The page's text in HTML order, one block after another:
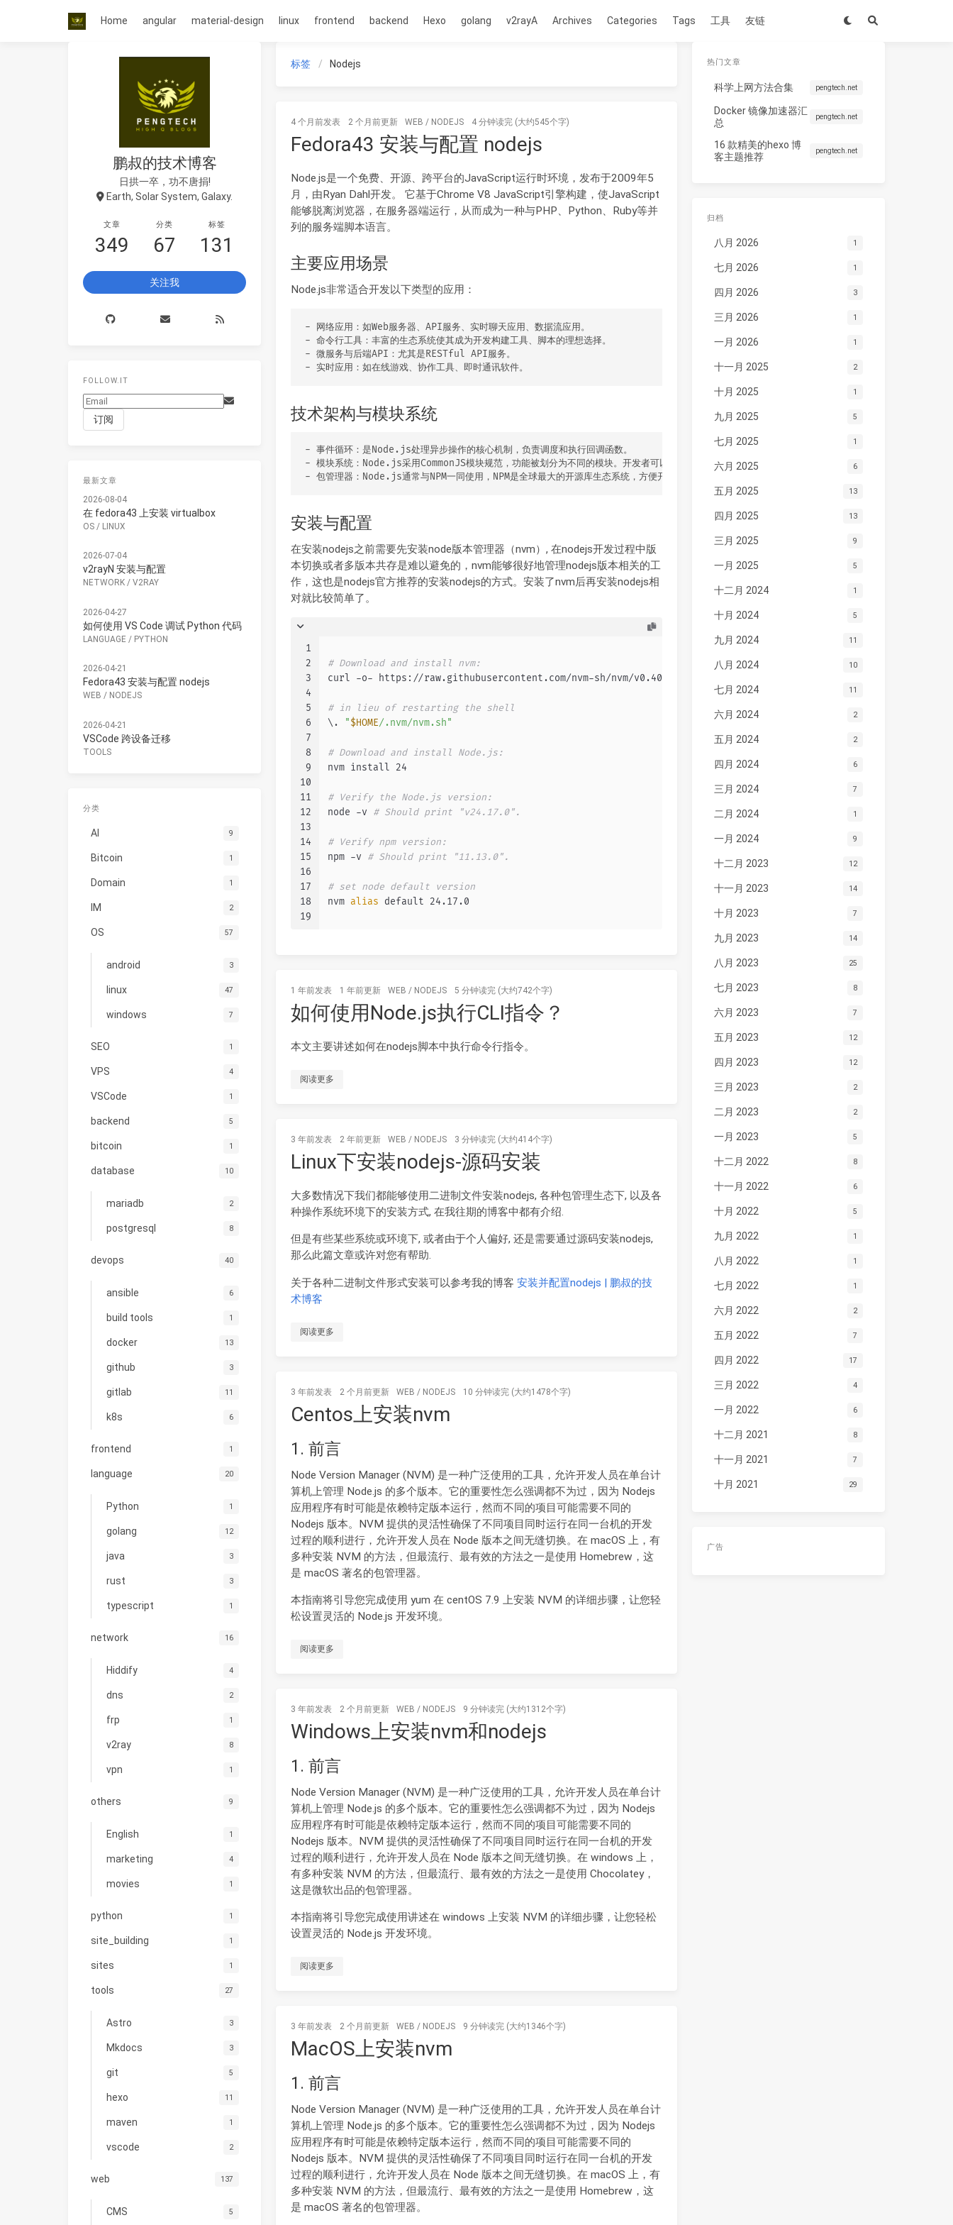
Home angular material-design linux frontend backend Hexo golang v2rayA Archives Categories Tags 工具 友链
标签 Nodejs
4 个月前发表 2 个月前更新 WEB / NODEJS 4 分钟读完 (大约545个字)
Fedora43 安装与配置 nodejs
Node.js是一个免费、开源、跨平台的JavaScript运行时环境，发布于2009年5
月，由Ryan Dahl开发。‌ 它基于Chrome V8 JavaScript引擎构建，使JavaScript
能够脱离浏览器，在服务器端运行，从而成为一种与PHP、Python、Ruby等并
列的服务端脚本语言。‌
主要应用场景
Node.js非常适合开发以下类型的应用：
‌- 网络应用‌：如Web服务器、API服务、实时聊天应用、数据流应用。‌
‌- 命令行工具‌：丰富的生态系统使其成为开发构建工具、脚本的理想选择。‌
‌- 微服务与后端API‌：尤其是RESTful API服务。‌
技术架构与模块系统
‌- 事件循环‌：是Node.js处理异步操作的核心机制，负责调度和执行回调函数。‌
‌- 模块系统‌：Node.js采用CommonJS模块规范，功能被划分为不同的模块。开发者可以通过 require 函数引入内置模块（如 http、fs）或第三方模块，并通过 exports 对象暴露模块功能。‌
安装与配置
在安装nodejs之前需要先安装node版本管理器（nvm）, 在nodejs开发过程中版
本切换或者多版本共存是难以避免的，nvm能够很好地管理nodejs版本相关的工
作，这也是nodejs官方推荐的安装nodejs的方式。安装了nvm后再安装nodejs相
对就比较简单了。
1
2
3
4
5
6
7
8
9
10
11
12
13
14
15
16
17
18
19
# Download and install nvm:
curl -o- https://raw.githubusercontent.com/nvm-sh/nvm/v0.40.4/install.sh | bash
# in lieu of restarting the shell
\.
"$HOME/.nvm/nvm.sh"
# Download and install Node.js:
nvm install 24
# Verify the Node.js version:
node -v # Should print "v24.17.0".
# Verify npm version:
npm -v # Should print "11.13.0".
# set node default version
nvm alias default 24.17.0
1 年前发表 1 年前更新 WEB / NODEJS 5 分钟读完 (大约742个字)
如何使用Node.js执行CLI指令？
本文主要讲述如何在nodejs脚本中执行命令行指令。
阅读更多
3 年前发表 2 年前更新 WEB / NODEJS 3 分钟读完 (大约414个字)
Linux下安装nodejs-源码安装
大多数情况下我们都能够使用二进制文件安装nodejs, 各种包管理生态下, 以及各
种操作系统环境下的安装方式, 在我往期的博客中都有介绍.
但是有些某些系统或环境下, 或者由于个人偏好, 还是需要通过源码安装nodejs,
那么此篇文章或许对您有帮助.
关于各种二进制文件形式安装可以参考我的博客安装并配置nodejs | 鹏叔的技
术博客
阅读更多
3 年前发表 2 个月前更新 WEB / NODEJS 10 分钟读完 (大约1478个字)
Centos上安装nvm
1. 前言
Node Version Manager (NVM) 是一种广泛使用的工具，允许开发人员在单台计
算机上管理 Node.js 的多个版本。它的重要性怎么强调都不为过，因为 Nodejs
应用程序有时可能是依赖特定版本运行，然而不同的项目可能需要不同的
Nodejs 版本。NVM 提供的灵活性确保了不同项目同时运行在同一台机的开发
过程的顺利进行，允许开发人员在 Node 版本之间无缝切换。在 macOS 上，有
多种安装 NVM 的方法，但最流行、最有效的方法之一是使用 Homebrew，这
是 macOS 著名的包管理器。
本指南将引导您完成使用 yum 在 centOS 7.9 上安装 NVM 的详细步骤，让您轻
松设置灵活的 Node.js 开发环境。
阅读更多
3 年前发表 2 个月前更新 WEB / NODEJS 9 分钟读完 (大约1312个字)
Windows上安装nvm和nodejs
1. 前言
Node Version Manager (NVM) 是一种广泛使用的工具，允许开发人员在单台计
算机上管理 Node.js 的多个版本。它的重要性怎么强调都不为过，因为 Nodejs
应用程序有时可能是依赖特定版本运行，然而不同的项目可能需要不同的
Nodejs 版本。NVM 提供的灵活性确保了不同项目同时运行在同一台机的开发
过程的顺利进行，允许开发人员在 Node 版本之间无缝切换。在 windows 上，
有多种安装 NVM 的方法，但最流行、最有效的方法之一是使用 Chocolatey，
这是微软出品的包管理器。
本指南将引导您完成使用讲述在 windows 上安装 NVM 的详细步骤，让您轻松
设置灵活的 Node.js 开发环境。
阅读更多
3 年前发表 2 个月前更新 WEB / NODEJS 9 分钟读完 (大约1346个字)
MacOS上安装nvm
1. 前言
Node Version Manager (NVM) 是一种广泛使用的工具，允许开发人员在单台计
算机上管理 Node.js 的多个版本。它的重要性怎么强调都不为过，因为 Nodejs
应用程序有时可能是依赖特定版本运行，然而不同的项目可能需要不同的
Nodejs 版本。NVM 提供的灵活性确保了不同项目同时运行在同一台机的开发
过程的顺利进行，允许开发人员在 Node 版本之间无缝切换。在 macOS 上，有
多种安装 NVM 的方法，但最流行、最有效的方法之一是使用 Homebrew，这
是 macOS 著名的包管理器。
鹏叔的技术博客
日拱一卒，功不唐捐!
Earth, Solar System, Galaxy.
文章
349
分类
67
标签
131
关注我
FOLLOW.IT
最新文章
2026-08-04
在 fedora43 上安装 virtualbox
OS / LINUX
2026-07-04
v2rayN 安装与配置
NETWORK / V2RAY
2026-04-27
如何使用 VS Code 调试 Python 代码
LANGUAGE / PYTHON
2026-04-21
Fedora43 安装与配置 nodejs
WEB / NODEJS
2026-04-21
VSCode 跨设备迁移
TOOLS
分类
AI 9
Bitcoin 1
Domain 1
IM 2
OS 57
android 3
linux 47
windows 7
SEO 1
VPS 4
VSCode 1
backend 5
bitcoin 1
database 10
mariadb 2
postgresql 8
devops 40
ansible 6
build tools 1
docker 13
github 3
gitlab 11
k8s 6
frontend 1
language 20
Python 1
golang 12
java 3
rust 3
typescript 1
network 16
Hiddify 4
dns 2
frp 1
v2ray 8
vpn 1
others 9
English 1
marketing 4
movies 1
python 1
site_building 1
sites 1
tools 27
Astro 3
Mkdocs 3
git 5
hexo 11
maven 1
vscode 2
web 137
CMS 5
热门文章
科学上网方法合集 pengtech.net
Docker 镜像加速器汇
总
pengtech.net
16 款精美的hexo 博
客主题推荐
pengtech.net
归档
八月 2026 1
七月 2026 1
四月 2026 3
三月 2026 1
一月 2026 1
十一月 2025 2
十月 2025 1
九月 2025 5
七月 2025 1
六月 2025 6
五月 2025 13
四月 2025 13
三月 2025 9
一月 2025 5
十二月 2024 1
十月 2024 5
九月 2024 11
八月 2024 10
七月 2024 11
六月 2024 2
五月 2024 2
四月 2024 6
三月 2024 7
二月 2024 1
一月 2024 9
十二月 2023 12
十一月 2023 14
十月 2023 7
九月 2023 14
八月 2023 25
七月 2023 8
六月 2023 7
五月 2023 12
四月 2023 12
三月 2023 2
二月 2023 2
一月 2023 5
十二月 2022 8
十一月 2022 6
十月 2022 5
九月 2022 1
八月 2022 1
七月 2022 1
六月 2022 2
五月 2022 7
四月 2022 17
三月 2022 4
一月 2022 6
十二月 2021 8
十一月 2021 7
十月 2021 29
广告